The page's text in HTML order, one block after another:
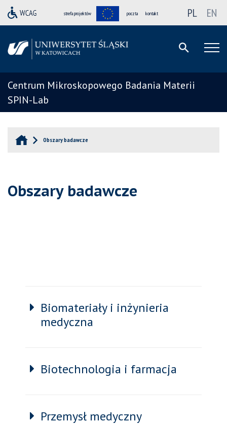
strefa projektów poczta kontakt PL EN
Centrum Mikroskopowego Badania Materii
SPIN-Lab
Obszary badawcze
Obszary badawcze
Biomateriały i inżynieria
medyczna
Biotechnologia i farmacja
Przemysł medyczny